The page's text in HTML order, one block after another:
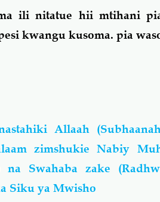
ili nitatue hii mtihani
kwangu kusoma. pia
Allaah
zimshukie Nabiy
Swahaba zake
Siku ya Mwisho